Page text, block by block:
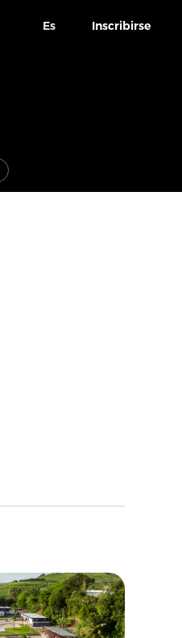
Es Inscribirse